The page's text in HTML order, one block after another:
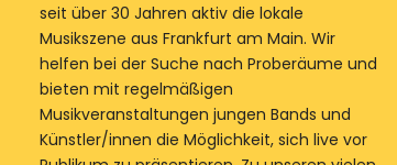
seit über 30 Jahren aktiv die lokale
Musikszene aus Frankfurt am Main. Wir
helfen bei der Suche nach Proberäume und
bieten mit regelmäßigen
Musikveranstaltungen jungen Bands und
Künstler/innen die Möglichkeit, sich live vor